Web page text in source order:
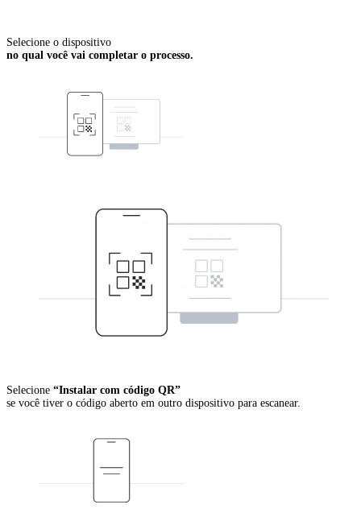
Selecione o dispositivo
no qual você vai completar o processo.
Selecione “Instalar com código QR”
se você tiver o código aberto em outro dispositivo para escanear.